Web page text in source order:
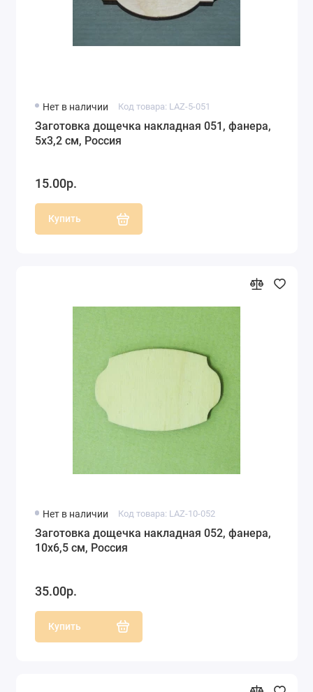
Нет в наличии Код товара: LAZ-5-051
Заготовка дощечка накладная 051, фанера,
5х3,2 см, Россия
15.00р.
Купить
Нет в наличии Код товара: LAZ-10-052
Заготовка дощечка накладная 052, фанера,
10х6,5 см, Россия
35.00р.
Купить